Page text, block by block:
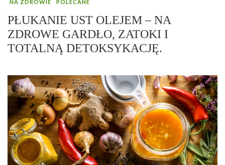
NA ZDROWIE POLECANE
PŁUKANIE UST OLEJEM – NA
ZDROWE GARDŁO, ZATOKI I
TOTALNĄ DETOKSYKACJĘ.